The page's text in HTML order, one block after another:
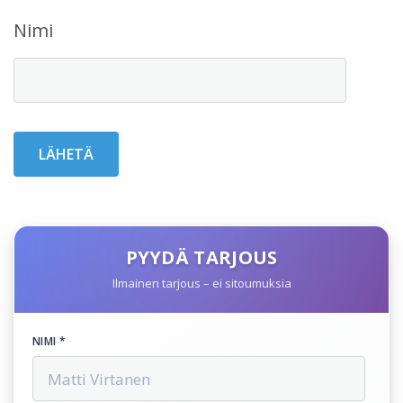
Nimi
PYYDÄ TARJOUS
Ilmainen tarjous – ei sitoumuksia
NIMI *